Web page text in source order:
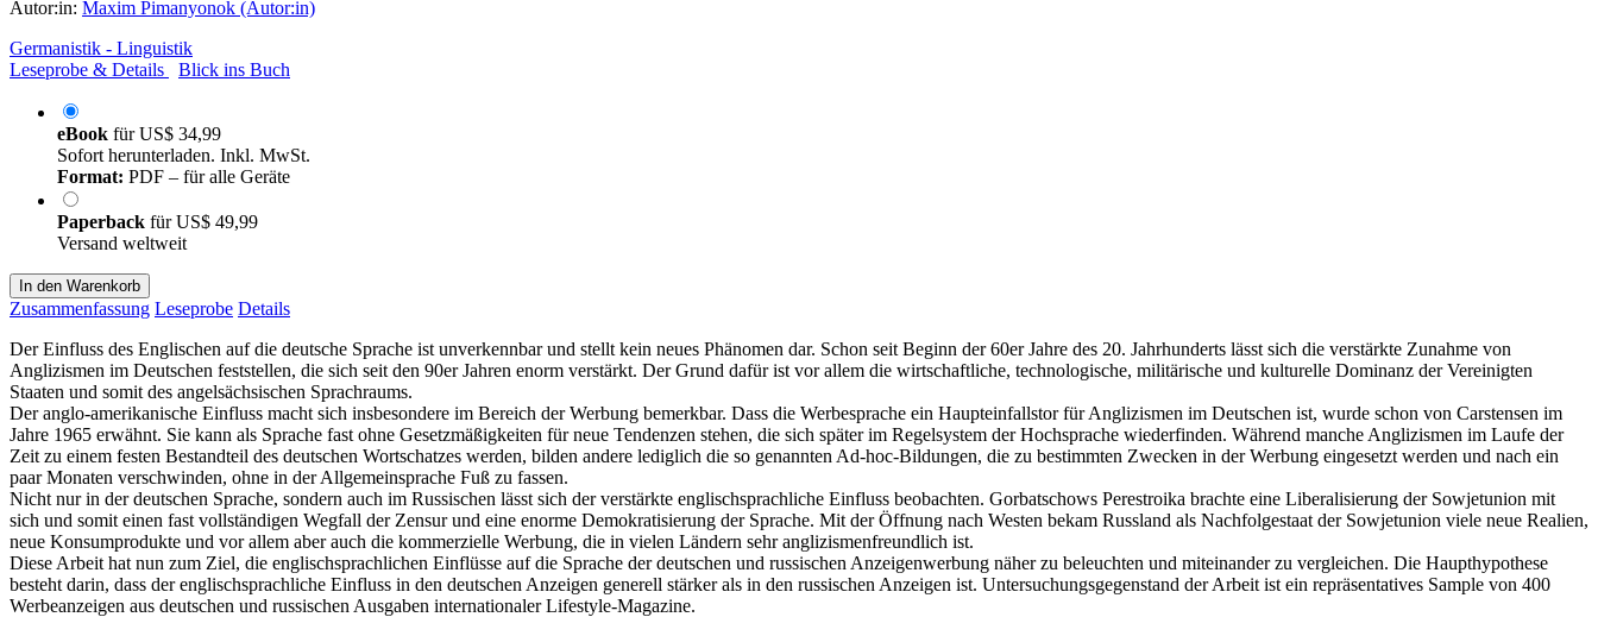
Autor:in: Maxim Pimanyonok (Autor:in)
Germanistik - Linguistik
Leseprobe & Details
Blick ins Buch
eBook fürUS$ 34,99
Sofort herunterladen. Inkl. MwSt.
Format: PDF – für alle Geräte
Paperback fürUS$ 49,99
Versand weltweit
In den Warenkorb
Zusammenfassung Leseprobe Details
Der Einfluss des Englischen auf die deutsche Sprache ist unverkennbar und stellt kein neues Phänomen dar. Schon seit Beginn der 60er Jahre des 20. Jahrhunderts lässt sich die verstärkte Zunahme von
Anglizismen im Deutschen feststellen, die sich seit den 90er Jahren enorm verstärkt. Der Grund dafür ist vor allem die wirtschaftliche, technologische, militärische und kulturelle Dominanz der Vereinigten
Staaten und somit des angelsächsischen Sprachraums.
Der anglo-amerikanische Einfluss macht sich insbesondere im Bereich der Werbung bemerkbar. Dass die Werbesprache ein Haupteinfallstor für Anglizismen im Deutschen ist, wurde schon von Carstensen im
Jahre 1965 erwähnt. Sie kann als Sprache fast ohne Gesetzmäßigkeiten für neue Tendenzen stehen, die sich später im Regelsystem der Hochsprache wiederfinden. Während manche Anglizismen im Laufe der
Zeit zu einem festen Bestandteil des deutschen Wortschatzes werden, bilden andere lediglich die so genannten Ad-hoc-Bildungen, die zu bestimmten Zwecken in der Werbung eingesetzt werden und nach ein
paar Monaten verschwinden, ohne in der Allgemeinsprache Fuß zu fassen.
Nicht nur in der deutschen Sprache, sondern auch im Russischen lässt sich der verstärkte englischsprachliche Einfluss beobachten. Gorbatschows Perestroika brachte eine Liberalisierung der Sowjetunion mit
sich und somit einen fast vollständigen Wegfall der Zensur und eine enorme Demokratisierung der Sprache. Mit der Öffnung nach Westen bekam Russland als Nachfolgestaat der Sowjetunion viele neue Realien,
neue Konsumprodukte und vor allem aber auch die kommerzielle Werbung, die in vielen Ländern sehr anglizismenfreundlich ist.
Diese Arbeit hat nun zum Ziel, die englischsprachlichen Einflüsse auf die Sprache der deutschen und russischen Anzeigenwerbung näher zu beleuchten und miteinander zu vergleichen. Die Haupthypothese
besteht darin, dass der englischsprachliche Einfluss in den deutschen Anzeigen generell stärker als in den russischen Anzeigen ist. Untersuchungsgegenstand der Arbeit ist ein repräsentatives Sample von 400
Werbeanzeigen aus deutschen und russischen Ausgaben internationaler Lifestyle-Magazine.